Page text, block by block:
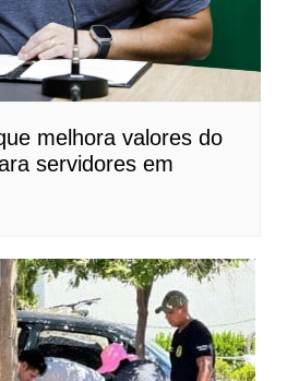
melhora valores do
servidores em